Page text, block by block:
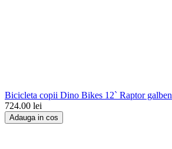
Bicicleta copii Dino Bikes 12` Raptor galben
724.00 lei
Adauga in cos